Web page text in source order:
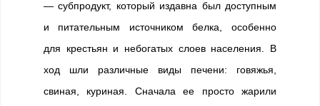
— субпродукт, который издавна был доступным
и питательным источником белка, особенно
для крестьян и небогатых слоев населения. В
ход шли различные виды печени: говяжья,
свиная, куриная. Сначала ее просто жарили